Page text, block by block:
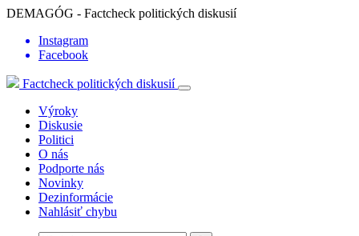
DEMAGÓG - Factcheck politických diskusií
Instagram
Facebook
Factcheck politických diskusií
Výroky
Diskusie
Politici
O nás
Podporte nás
Novinky
Dezinformácie
Nahlásiť chybu